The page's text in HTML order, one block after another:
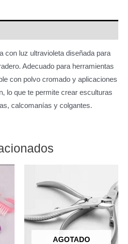
con luz ultravioleta diseñada para
Adecuado para herramientas
con polvo cromado y aplicaciones
lo que te permite crear esculturas
calcomanías y colgantes.
AGOTADO